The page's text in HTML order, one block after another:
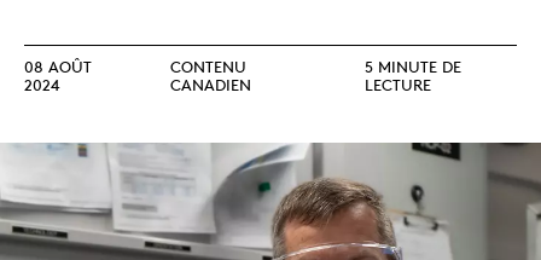
08 AOÛT
2024
CONTENU
CANADIEN
5 MINUTE DE
LECTURE